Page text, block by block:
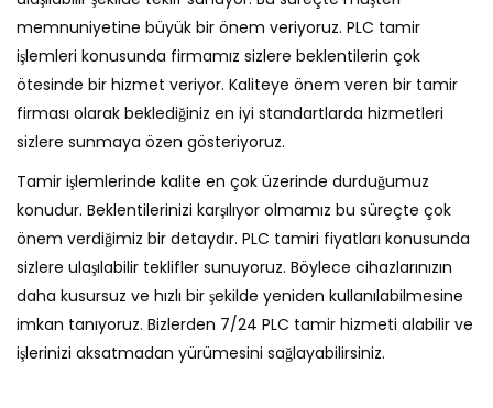
memnuniyetine büyük bir önem veriyoruz. PLC tamir
işlemleri konusunda firmamız sizlere beklentilerin çok
ötesinde bir hizmet veriyor. Kaliteye önem veren bir tamir
firması olarak beklediğiniz en iyi standartlarda hizmetleri
sizlere sunmaya özen gösteriyoruz.
Tamir işlemlerinde kalite en çok üzerinde durduğumuz
konudur. Beklentilerinizi karşılıyor olmamız bu süreçte çok
önem verdiğimiz bir detaydır. PLC tamiri fiyatları konusunda
sizlere ulaşılabilir teklifler sunuyoruz. Böylece cihazlarınızın
daha kusursuz ve hızlı bir şekilde yeniden kullanılabilmesine
imkan tanıyoruz. Bizlerden 7/24 PLC tamir hizmeti alabilir ve
işlerinizi aksatmadan yürümesini sağlayabilirsiniz.